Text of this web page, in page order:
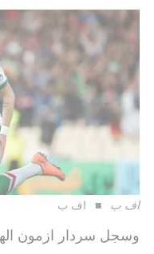
اف ب اف ب
وسجل سردار ازمون